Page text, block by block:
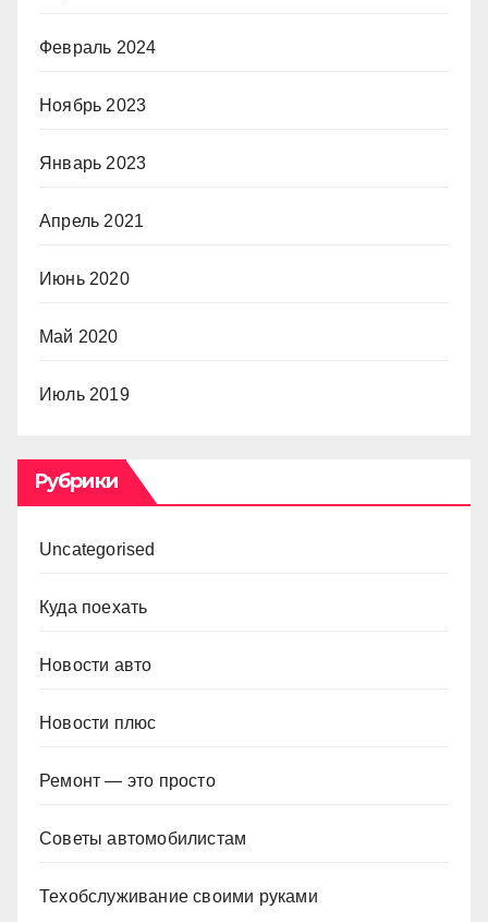
Февраль 2024
Ноябрь 2023
Январь 2023
Апрель 2021
Июнь 2020
Май 2020
Июль 2019
Рубрики
Uncategorised
Куда поехать
Новости авто
Новости плюс
Ремонт — это просто
Советы автомобилистам
Техобслуживание своими руками